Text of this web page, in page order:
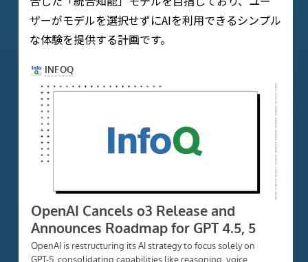
ザーがモデルを選択せずにAIを利用できるシンプル
な体験を提供する計画です。